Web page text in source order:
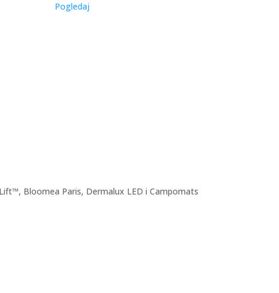
Pogledaj
Bloomea Paris, Dermalux LED i Campomats